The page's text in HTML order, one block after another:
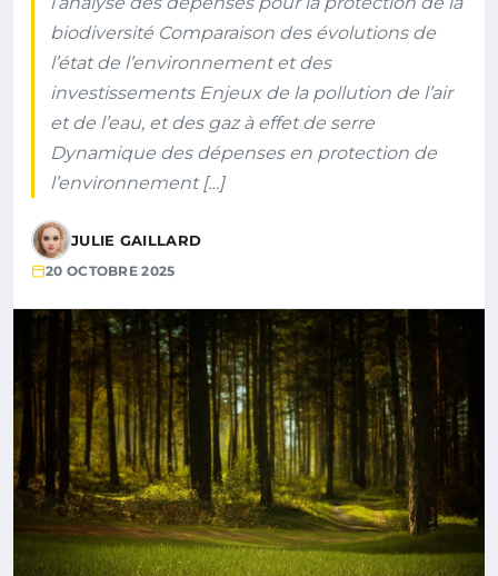
biodiversité Comparaison des évolutions de
l’état de l’environnement et des
investissements Enjeux de la pollution de l’air
et de l’eau, et des gaz à effet de serre
Dynamique des dépenses en protection de
l’environnement […]
JULIE GAILLARD
20 OCTOBRE 2025